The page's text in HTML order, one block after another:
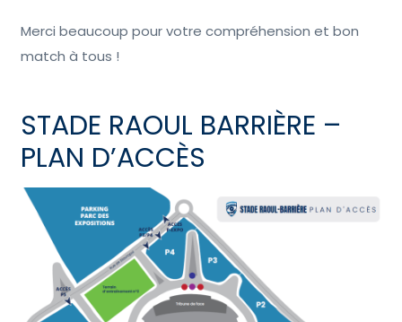
Merci beaucoup pour votre compréhension et bon
match à tous !
STADE RAOUL BARRIÈRE –
PLAN D’ACCÈS